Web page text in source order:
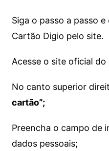
Siga o passo a passo
Cartão Digio pelo site.
Acesse o site oficial do
No canto superior
cartão”;
Preencha o campo de
dados pessoais;